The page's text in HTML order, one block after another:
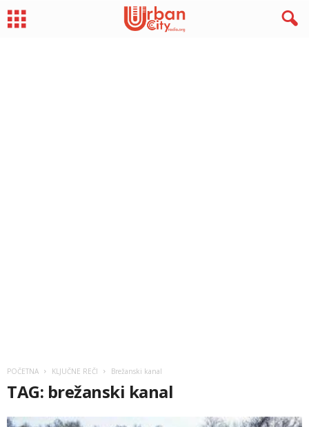
POČETNA KLJUČNE REČI Brežanski kanal
TAG: brežanski kanal